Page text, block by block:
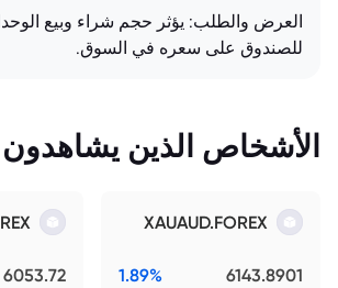
العرض والطلب: يؤثر حجم شراء وبيع
للصندوق على سعره في السوق.
الأشخاص الذين يشاهدون
XAUAUD.FOREX
6143.8901
1.89%
6053.72